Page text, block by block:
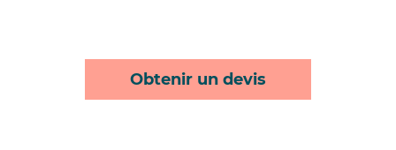
Obtenir un devis